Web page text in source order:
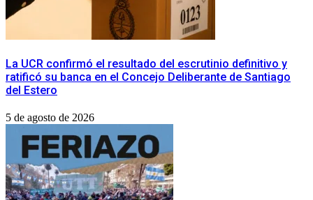
La UCR confirmó el resultado del escrutinio definitivo y
ratificó su banca en el Concejo Deliberante de Santiago
del Estero
5 de agosto de 2026